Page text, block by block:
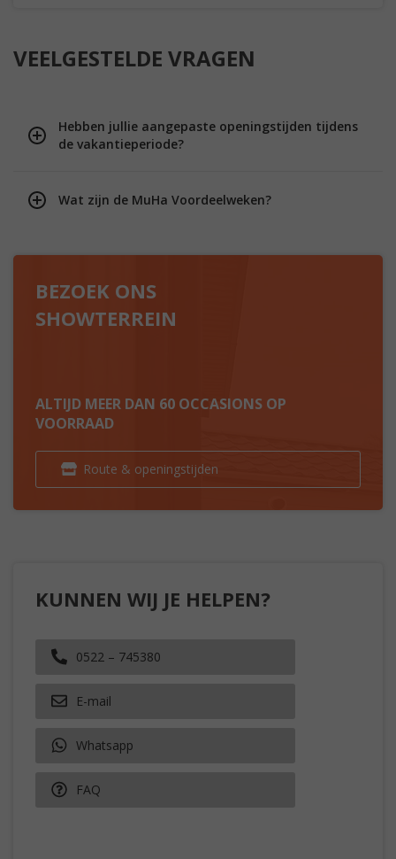
VEELGESTELDE VRAGEN
Hebben jullie aangepaste openingstijden tijdens
de vakantieperiode?
Wat zijn de MuHa Voordeelweken?
BEZOEK ONS
SHOWTERREIN
ALTIJD MEER DAN 60 OCCASIONS OP
VOORRAAD
Route & openingstijden
KUNNEN WIJ JE HELPEN?
0522 – 745380
E-mail
Whatsapp
FAQ